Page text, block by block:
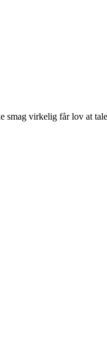
smag virkelig får lov at